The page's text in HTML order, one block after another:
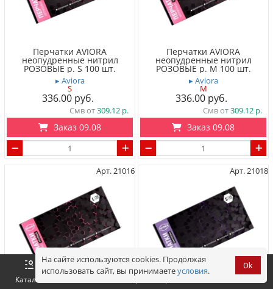
Перчатки AVIORA
неопудренные нитрил
РОЗОВЫЕ р. S 100 шт.
▸ Aviora
S
336.00
Смв от309.12
Заказ 09.08
Перчатки AVIORA
неопудренные нитрил
РОЗОВЫЕ р. M 100 шт.
▸ Aviora
M
336.00
Смв от309.12
Заказ 09.08
Арт. 21016 Арт. 21018
Каталог Корзина
Оформить
На сайте используются cookies. Продолжая
использовать сайт, вы принимаетеусловия. Ok